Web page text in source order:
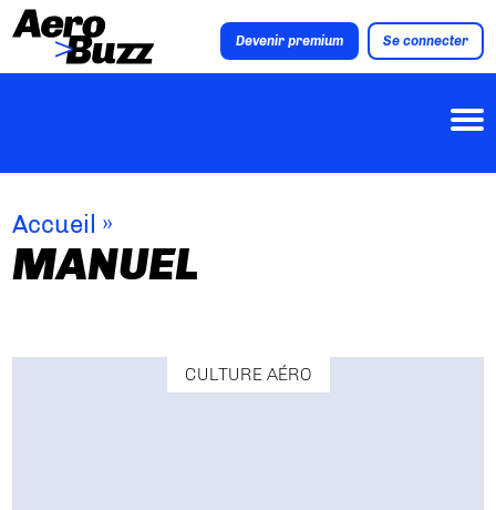
Devenir premium Se connecter
Accueil »
MANUEL
CULTURE AÉRO